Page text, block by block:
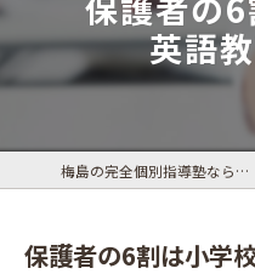
英語
梅島の完全個別指導塾なら英才個別学院 梅島校
保護者の6割は小学